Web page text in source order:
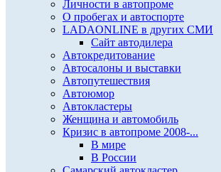
Личности в автопроме
О пробегах и автоспорте
LADAONLINE в других СМИ
Сайт автодилера
Автокредитование
Автосалоны и выставки
Автопутешествия
Автоюмор
Автокластеры
Женщина и автомобиль
Кризис в автопроме 2008-...
В мире
В России